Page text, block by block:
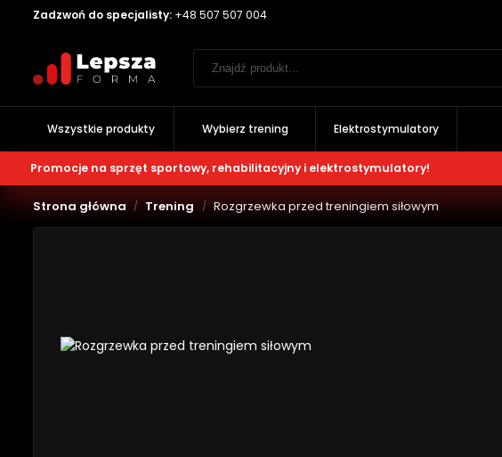
Zadzwoń do specjalisty:+48 507 507 004
Wszystkie produkty Wybierz trening Elektrostymulatory
Promocje na sprzęt sportowy, rehabilitacyjny i elektrostymulatory!
Strona główna / Trening / Rozgrzewka przed treningiem siłowym